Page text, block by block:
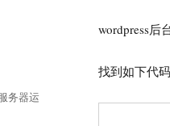
wordpress后
找到如下代码
务器运